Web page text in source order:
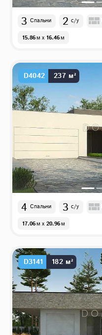
3 Спальни 2 с/у
15.86м x 16.46м
D4042 237 м²
4 Спальни 3 с/у
17.06м x 20.96м
D3141 182 м²